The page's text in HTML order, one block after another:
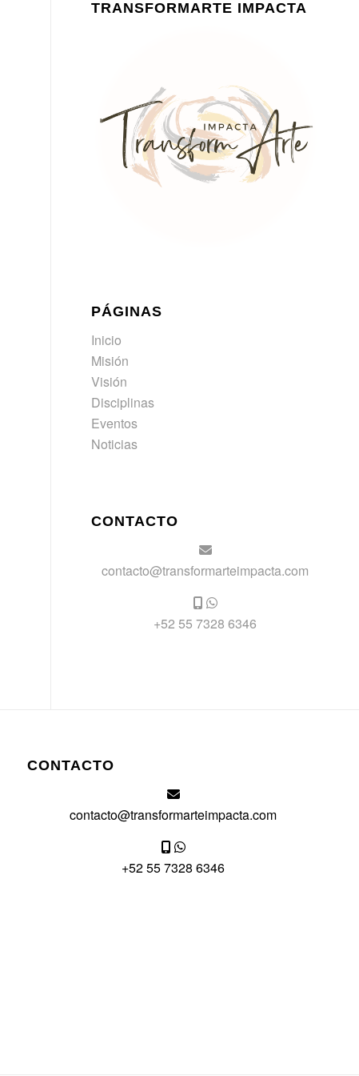
TRANSFORMARTE IMPACTA
PÁGINAS
Inicio
Misión
Visión
Disciplinas
Eventos
Noticias
CONTACTO
contacto@transformarteimpacta.com
+52 55 7328 6346
CONTACTO
contacto@transformarteimpacta.com
+52 55 7328 6346